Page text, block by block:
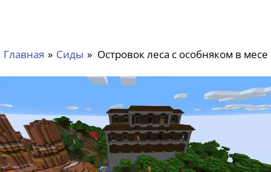
Главная » Сиды » Островок леса с особняком в месе